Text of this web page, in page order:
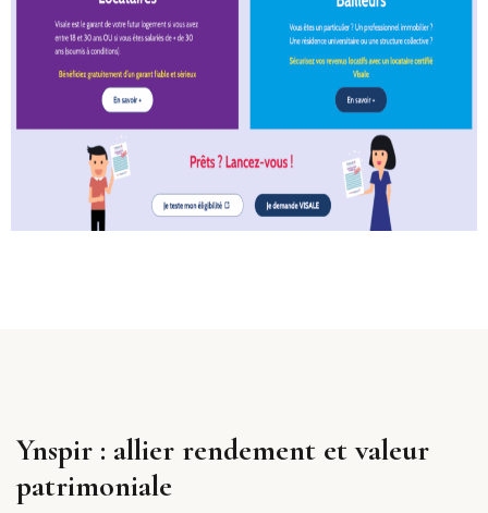
Ynspir : allier rendement et valeur
patrimoniale